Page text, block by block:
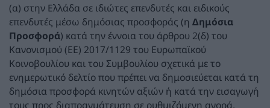
(α) στην Ελλάδα σε ιδιώτες επενδυτές και ειδικούς
επενδυτές μέσω δημόσιας προσφοράς (η Δημόσια
Προσφορά) κατά την έννοια του άρθρου 2(δ) του
Κανονισμού (ΕΕ) 2017/1129 του Ευρωπαϊκού
Κοινοβουλίου και του Συμβουλίου σχετικά με το
ενημερωτικό δελτίο που πρέπει να δημοσιεύεται κατά τη
δημόσια προσφορά κινητών αξιών ή κατά την εισαγωγή
τους προς διαπραγμάτευση σε ρυθμιζόμενη αγορά,